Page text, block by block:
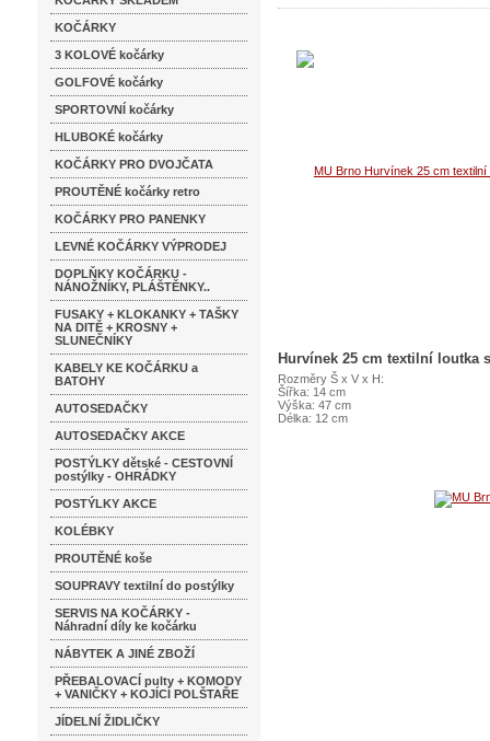
KOČÁRKY
3 KOLOVÉ kočárky
GOLFOVÉ kočárky
SPORTOVNÍ kočárky
HLUBOKÉ kočárky
KOČÁRKY PRO DVOJČATA
PROUTĚNÉ kočárky retro
KOČÁRKY PRO PANENKY
LEVNÉ KOČÁRKY VÝPRODEJ
DOPLŇKY KOČÁRKU -
NÁNOŽNÍKY, PLÁŠTĚNKY..
FUSAKY + KLOKANKY + TAŠKY
NA DITĚ + KROSNY +
SLUNEČNÍKY
KABELY KE KOČÁRKU a
BATOHY
AUTOSEDAČKY
AUTOSEDAČKY AKCE
POSTÝLKY dětské - CESTOVNÍ
postýlky - OHRÁDKY
POSTÝLKY AKCE
KOLÉBKY
PROUTĚNÉ koše
SOUPRAVY textilní do postýlky
SERVIS NA KOČÁRKY -
Náhradní díly ke kočárku
NÁBYTEK A JINÉ ZBOŽÍ
PŘEBALOVACÍ pulty + KOMODY
+ VANIČKY + KOJÍCÍ POLŠTAŘE
JÍDELNÍ ŽIDLIČKY
Hurvínek 25 cm textilní loutka
Rozměry Š x V x H:
Šířka: 14 cm
Výška: 47 cm
Délka: 12 cm